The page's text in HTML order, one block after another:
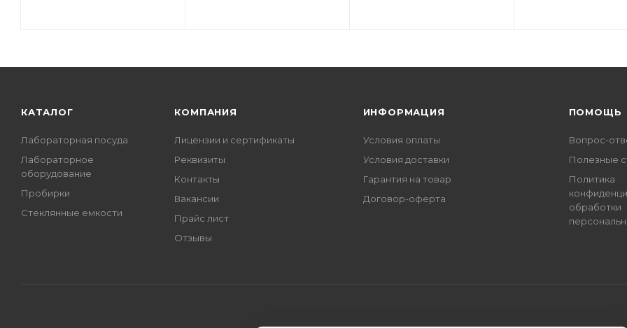
КАТАЛОГ
Лабораторная посуда
Лабораторное
оборудование
Пробирки
Стеклянные емкости
КОМПАНИЯ
Лицензии и сертификаты
Реквизиты
Контакты
Вакансии
Прайс лист
Отзывы
ИНФОРМАЦИЯ
Условия оплаты
Условия доставки
Гарантия на товар
Договор-оферта
ПОМОЩЬ
Вопрос-
Полезные
Политика
обработки